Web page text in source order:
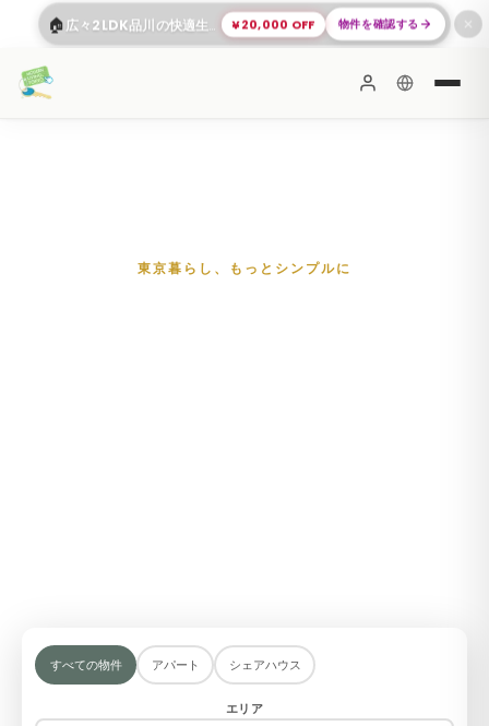
🏠 ¥20,000 OFF 物件を確認する ✕
東京暮らし、もっとシンプルに
すべての物件 アパート シェアハウス
エリア